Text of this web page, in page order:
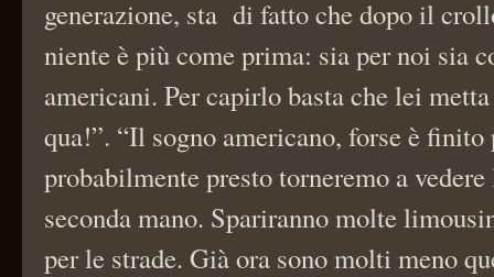
generazione, sta di fatto che dopo il
niente è più come prima: sia per noi sia
americani. Per capirlo basta che lei
qua!”. “Il sogno americano, forse è
probabilmente presto torneremo a
seconda mano. Spariranno molte
per le strade. Già ora sono molti meno